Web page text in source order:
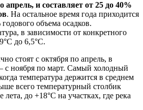
апрель, и составляет от 25 до 40%
. На остальное время года приходится
объема осадков.
в зависимости от конкретного
до 6,5°С.
стоят с октября по апрель, в
с ноября по март. Самый холодный
температура держится в среднем
всего температурный столбик
лета, до +18°С на участках, где река